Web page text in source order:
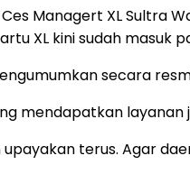
Ces Managert XL Sultra
XL kini sudah masuk
secara
mendapatkan layanan
upayakan terus. Agar